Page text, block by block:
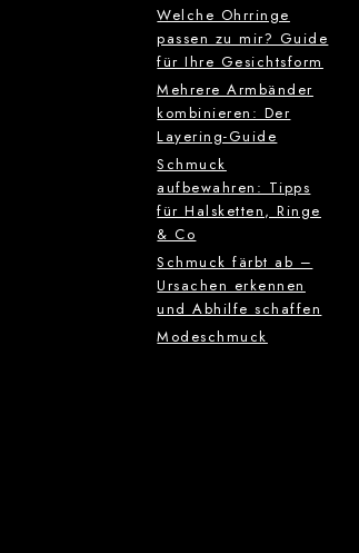
Welche Ohrringe
passen zu mir? Guide
für Ihre Gesichtsform
Mehrere Armbänder
kombinieren: Der
Layering-Guide
Schmuck
aufbewahren: Tipps
für Halsketten, Ringe
& Co
Schmuck färbt ab –
Ursachen erkennen
und Abhilfe schaffen
Modeschmuck